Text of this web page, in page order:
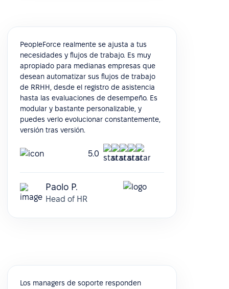
PeopleForce realmente se ajusta a tus
necesidades y flujos de trabajo. Es muy
apropiado para medianas empresas que
desean automatizar sus flujos de trabajo
de RRHH, desde el registro de asistencia
hasta las evaluaciones de desempeño. Es
modular y bastante personalizable, y
puedes verlo evolucionar constantemente,
versión tras versión.
5.0
Paolo P.
Head of HR
Los managers de soporte responden